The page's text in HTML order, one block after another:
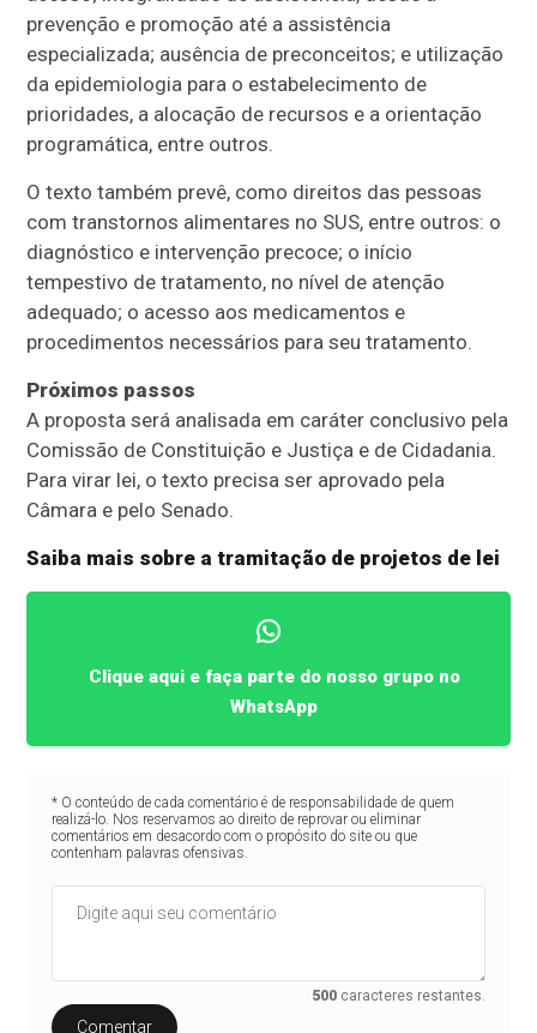
prevenção e promoção até a assistência
especializada; ausência de preconceitos; e utilização
da epidemiologia para o estabelecimento de
prioridades, a alocação de recursos e a orientação
programática, entre outros.
O texto também prevê, como direitos das pessoas
com transtornos alimentares no SUS, entre outros: o
diagnóstico e intervenção precoce; o início
tempestivo de tratamento, no nível de atenção
adequado; o acesso aos medicamentos e
procedimentos necessários para seu tratamento.
Próximos passos
A proposta será analisada em caráter conclusivo pela
Comissão de Constituição e Justiça e de Cidadania.
Para virar lei, o texto precisa ser aprovado pela
Câmara e pelo Senado.
Saiba mais sobre a tramitação de projetos de lei
Clique aqui e faça parte do nosso grupo no
WhatsApp
* O conteúdo de cada comentário é de responsabilidade de quem
realizá-lo. Nos reservamos ao direito de reprovar ou eliminar
comentários em desacordo com o propósito do site ou que
contenham palavras ofensivas.
500 caracteres restantes.
Comentar